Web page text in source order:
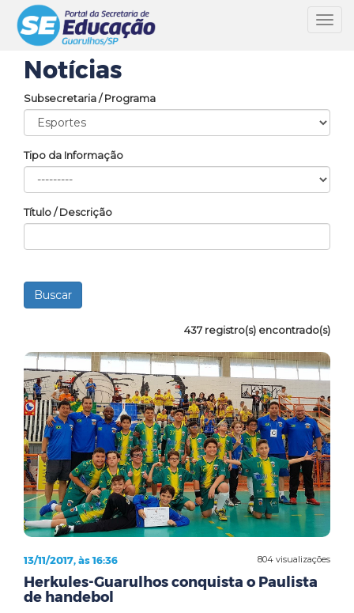
Notícias
Subsecretaria / Programa
Tipo da Informação
Título / Descrição
437 registro(s) encontrado(s)
804 visualizações
13/11/2017, às 16:36
Herkules-Guarulhos conquista o Paulista
de handebol